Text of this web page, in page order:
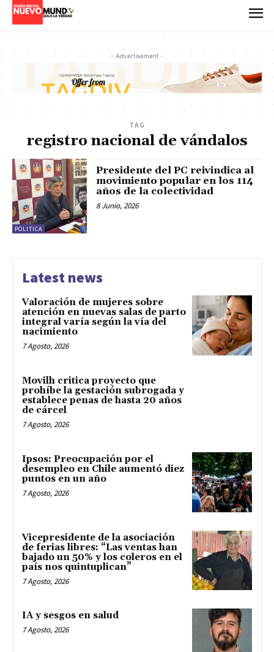
- Advertisement -
TAG
registro nacional de vándalos
POLITICA
Presidente del PC reivindica al
movimiento popular en los 114
años de la colectividad
8 Junio, 2026
Latest news
Valoración de mujeres sobre
atención en nuevas salas de parto
integral varía según la vía del
nacimiento
7 Agosto, 2026
Movilh critica proyecto que
prohíbe la gestación subrogada y
establece penas de hasta 20 años
de cárcel
7 Agosto, 2026
Ipsos: Preocupación por el
desempleo en Chile aumentó diez
puntos en un año
7 Agosto, 2026
Vicepresidente de la asociación
de ferias libres: “Las ventas han
bajado un 50% y los coleros en el
país nos quintuplican”
7 Agosto, 2026
IA y sesgos en salud
7 Agosto, 2026